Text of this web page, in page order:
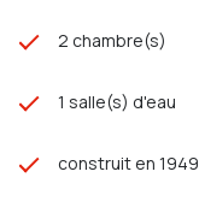
2 chambre(s)
1 salle(s) d'eau
construit en 1949